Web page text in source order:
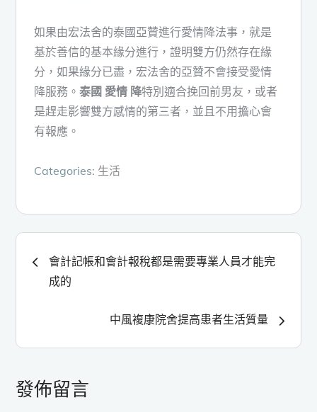
如果由宏法舍的泰國亞贊進行愛情降法事，就是
基於善信的基本緣分進行，證明雙方仍然存在緣
分，如果緣分已盡，宏法舍的亞贊不會接受愛情
降服務。泰國 愛情 降特別適合挽回前男友，或者
是趕走影響雙方感情的第三者，並且不用擔心會
有報應。
Categories: 生活
文
導
覽
會計記帳和會計報稅都是需要專業人員才能完
成的
中風複康院舍提高患者生活質量
發佈留言